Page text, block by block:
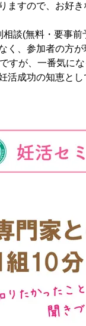
ますので、お好き
相談(無料・要事
く、参加者の方
すが、一番気に
活成功の知恵と